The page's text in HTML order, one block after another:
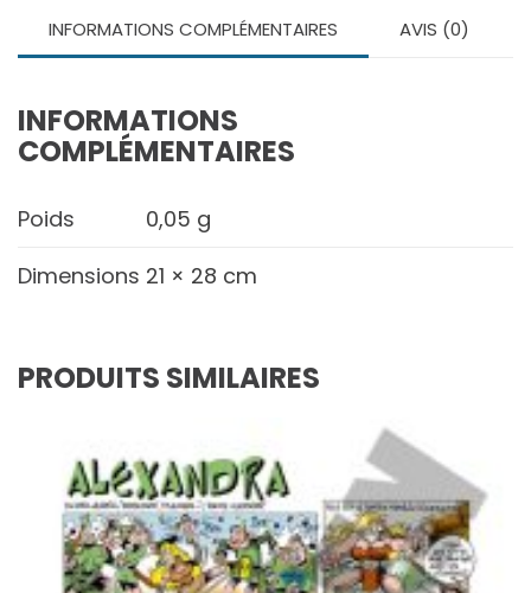
INFORMATIONS COMPLÉMENTAIRES AVIS (0)
INFORMATIONS
COMPLÉMENTAIRES
Poids
0,05 g
Dimensions 21 × 28 cm
PRODUITS SIMILAIRES